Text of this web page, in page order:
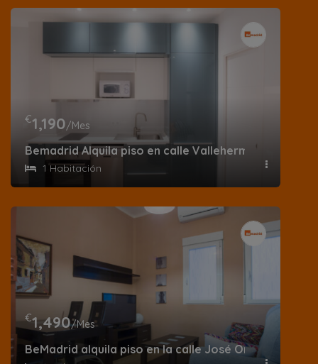
€1,190/Mes
Bemadrid Alquila piso en calle Vallehermoso
1 Habitación
€1,490/Mes
BeMadrid alquila piso en la calle José Ortega y